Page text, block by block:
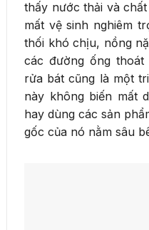
thấy nước thải và
mất vệ sinh nghiêm
thối khó chịu, nồng
các đường ống
rửa bát cũng là một
này không biến mất
hay dùng các sản
gốc của nó nằm sâu